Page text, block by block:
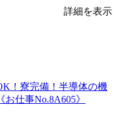
詳細を表示